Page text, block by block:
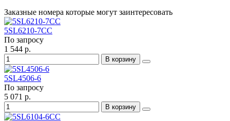
Заказные номера которые могут заинтересовать
5SL6210-7CC
По запросу
1 544 р.
В корзину
5SL4506-6
По запросу
5 071 р.
В корзину